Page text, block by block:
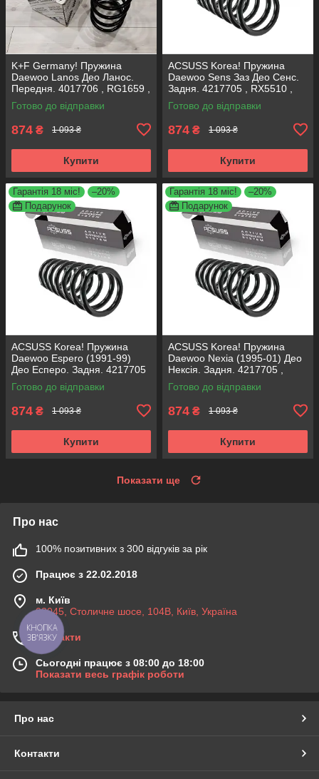
K+F Germany! Пружина
Daewoo Lanos Део Ланос.
Передня. 4017706 , RG1659 ,
998829. К+Ф Німеччина
Готово до відправки
874 ₴ 1 093 ₴
Купити
ACSUSS Korea! Пружина
Daewoo Sens Заз Део Сенс.
Задня. 4217705 , RX5510 ,
994185. Аксусс Корея
Готово до відправки
874 ₴ 1 093 ₴
Купити
Гарантія 18 міс!
–20%
Подарунок
ACSUSS Korea! Пружина
Daewoo Espero (1991-99)
Део Есперо. Задня. 4217705
, RX5510 , 994185. Аксусс
Корея
Готово до відправки
874 ₴ 1 093 ₴
Купити
Гарантія 18 міс!
–20%
Подарунок
ACSUSS Korea! Пружина
Daewoo Nexia (1995-01) Део
Нексія. Задня. 4217705 ,
RX5510 , 994185. Аксусс
Корея
Готово до відправки
874 ₴ 1 093 ₴
Купити
Показати ще
Про нас
100% позитивних з 300 відгуків за рік
Працює з 22.02.2018
м. Київ
03045, Столичне шосе, 104B, Київ, Україна
Контакти
Сьогодні працює з 08:00 до 18:00
Показати весь графік роботи
Про нас
Контакти
КНОПКА
ЗВ'ЯЗКУ